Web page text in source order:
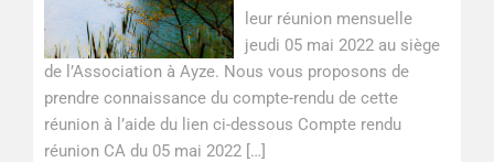
leur réunion mensuelle
jeudi 05 mai 2022 au siège
de l’Association à Ayze. Nous vous proposons de
prendre connaissance du compte-rendu de cette
réunion à l’aide du lien ci-dessous Compte rendu
réunion CA du 05 mai 2022 […]